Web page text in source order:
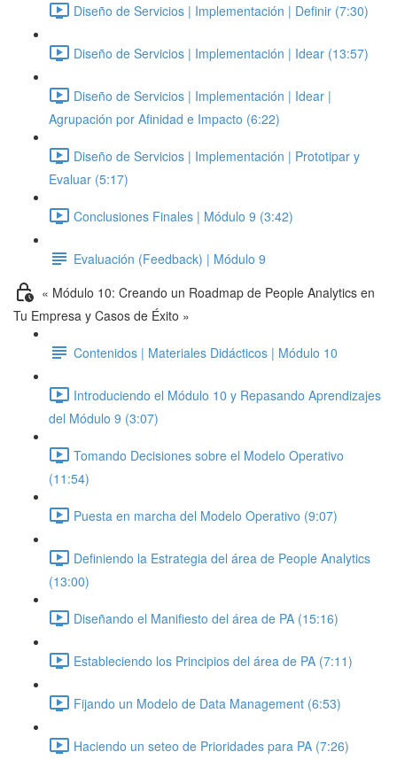
Diseño de Servicios | Implementación | Definir (7:30)
Diseño de Servicios | Implementación | Idear (13:57)
Diseño de Servicios | Implementación | Idear |
Agrupación por Afinidad e Impacto (6:22)
Diseño de Servicios | Implementación | Prototipar y
Evaluar (5:17)
Conclusiones Finales | Módulo 9 (3:42)
Evaluación (Feedback) | Módulo 9
« Módulo 10: Creando un Roadmap de People Analytics en
Tu Empresa y Casos de Éxito »
Contenidos | Materiales Didácticos | Módulo 10
Introduciendo el Módulo 10 y Repasando Aprendizajes
del Módulo 9 (3:07)
Tomando Decisiones sobre el Modelo Operativo
(11:54)
Puesta en marcha del Modelo Operativo (9:07)
Definiendo la Estrategia del área de People Analytics
(13:00)
Diseñando el Manifiesto del área de PA (15:16)
Estableciendo los Principios del área de PA (7:11)
Fijando un Modelo de Data Management (6:53)
Haciendo un seteo de Prioridades para PA (7:26)